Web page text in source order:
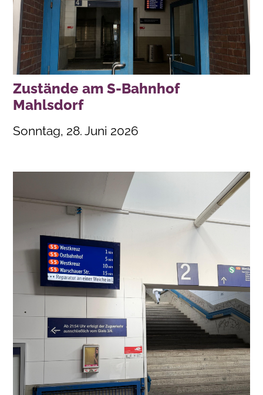
Zustände am S-Bahnhof
Mahlsdorf
Sonntag, 28. Juni 2026